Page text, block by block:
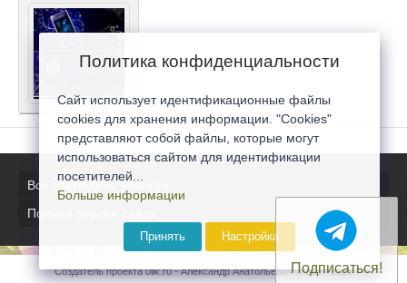
Все последние новости
Полная версия сайта
Создатель проекта 0lik.ru - Александр Анатольевич © 2007-2026
Подписаться!
Политика конфиденциальности
Сайт использует идентификационные файлы
cookies для хранения информации. "Cookies"
представляют собой файлы, которые могут
использоваться сайтом для идентификации
посетителей...
Больше информации
Принять Настройка